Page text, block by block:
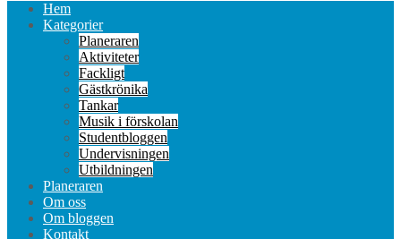
Hem
Kategorier
Planeraren
Aktiviteter
Fackligt
Gästkrönika
Tankar
Musik i förskolan
Studentbloggen
Undervisningen
Utbildningen
Planeraren
Om oss
Om bloggen
Kontakt